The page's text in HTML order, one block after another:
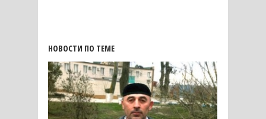
НОВОСТИ ПО ТЕМЕ